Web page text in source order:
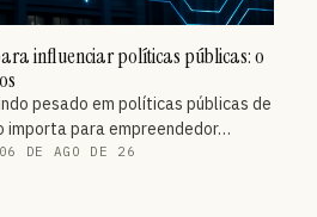
influenciar políticas públicas: o
pesado em políticas públicas de
importa para empreendedor…
06 DE AGO DE 26